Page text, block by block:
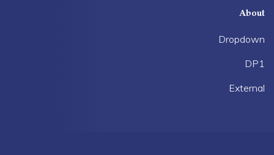
About
Dropdown
DP1
External